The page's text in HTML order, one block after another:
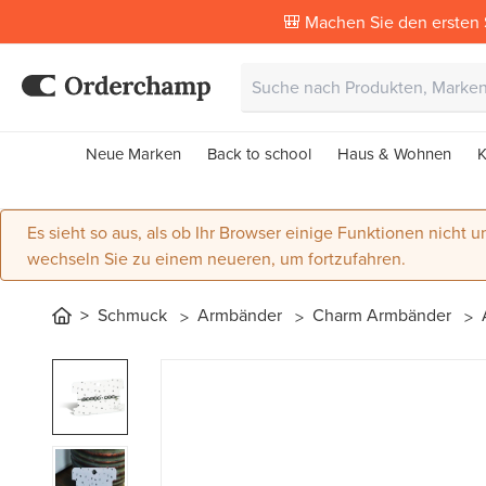
🎒 Machen Sie den
Neue Marken Back to school Haus & Wohnen
Es sieht so aus, als ob Ihr Browser einige Funktionen nicht
wechseln Sie zu einem neueren, um fortzufahren.
Schmuck Armbänder Charm Armbänder